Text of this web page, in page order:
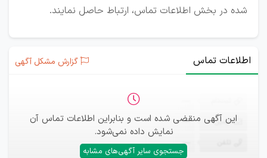
شده در بخش اطلاعات تماس، ارتباط حاصل نمایند.
اطلاعات تماس گزارش مشکل آگهی
این آگهی منقضی شده است و بنابراین اطلاعات تماس آن
نمایش داده نمی‌شود.
جستجوی سایر آگهی‌های مشابه
ایمیل —
—